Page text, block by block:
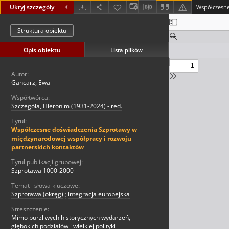
Ukryj szczegóły
Struktura obiektu
Opis obiektu Lista plików
Autor:
Gancarz, Ewa
Współtwórca:
Szczegóła, Hieronim (1931-2024) - red.
Tytuł:
Współczesne doświadczenia Szprotawy w
międzynarodowej współpracy i rozwoju
partnerskich kontaktów
Tytuł publikacji grupowej:
Szprotawa 1000-2000
Temat i słowa kluczowe:
Szprotawa (okręg) ; integracja europejska
Streszczenie:
Mimo burzliwych historycznych wydarzeń,
głębokich podziałów i wielkiej polityki